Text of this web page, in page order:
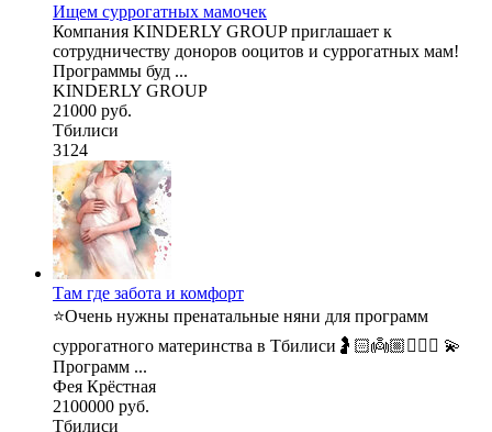
Ищем суррогатных мамочек
Компания KINDERLY GROUP приглашает к
сотрудничеству доноров ооцитов и суррогатных мам!
Программы буд ...
KINDERLY GROUP
21000 руб.
Тбилиси
3124
Там где забота и комфорт
⭐️Очень нужны пренатальные няни для программ
суррогатного материнства в Тбилиси🤰🏻👼🏼🧚🏼‍♂️ 💫
Программ ...
Фея Крёстная
2100000 руб.
Тбилиси